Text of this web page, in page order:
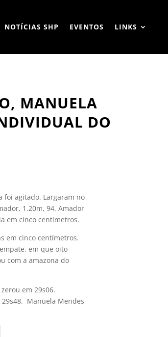
NOTÍCIAS SHP EVENTOS LINKS
MANUELA
DO
foi agitado. Largaram no
1.20m, 94, Amador
em cinco centímetros.
em cinco centímetros.
em que oito
com a amazona do
em 29s06.
Manuela Mendes